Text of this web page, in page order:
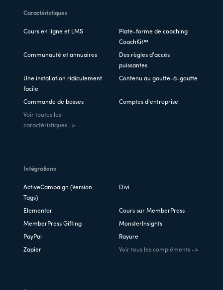
Caractéristiques
Cours en ligne et LMS
Plate-forme de coaching
CoachKit™
Communauté et annuaires
Des règles d'accès
puissantes
Une installation ridiculement
facile
Contenu au goutte-à-goutte
Commande de bosses Comptes d'entreprise
Voir toutes les
caractéristiques ->
Intégrations
ActiveCampaign (Version
Tags)
Divi
Elementor Cours sur MemberPress
MemberPress Gifting MonsterInsights
PayPal Rayure
Zapier Voir tous les compléments ->